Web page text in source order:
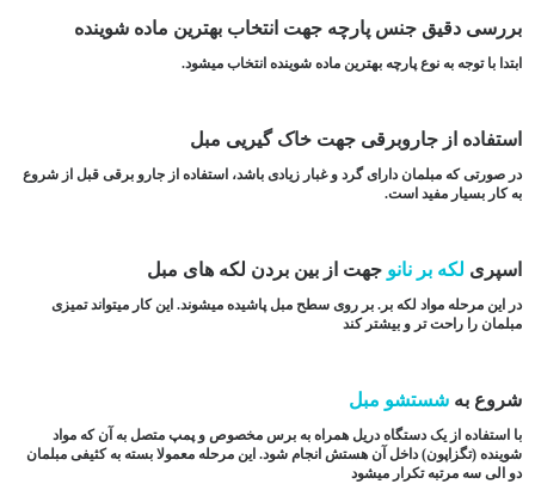
بررسی دقیق جنس پارچه جهت انتخاب بهترین ماده شوینده
ابتدا با توجه به نوع پارچه بهترین ماده شوینده انتخاب میشود.
استفاده از جاروبرقی جهت خاک گیریی مبل
در صورتی که مبلمان دارای گرد و غبار زیادی باشد، استفاده از جارو برقی قبل از شروع
به کار بسیار مفید است.
اسپری لکه بر نانو جهت از بین بردن لکه های مبل
در این مرحله مواد لکه بر. بر روی سطح مبل پاشیده میشوند. این کار میتواند تمیزی
مبلمان را راحت تر و بیشتر کند
شروع بهشستشو مبل
با استفاده از یک دستگاه دریل همراه به برس مخصوص و پمپ متصل به آن که مواد
شوینده (تگزاپون) داخل آن هستش انجام شود. این مرحله معمولا بسته به کثیفی مبلمان
دو الی سه مرتبه تکرار میشود